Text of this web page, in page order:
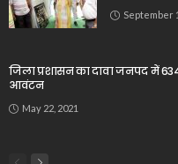
September
जिला प्रशासन का दावा जनपद में
आवंटन
May 22, 2021